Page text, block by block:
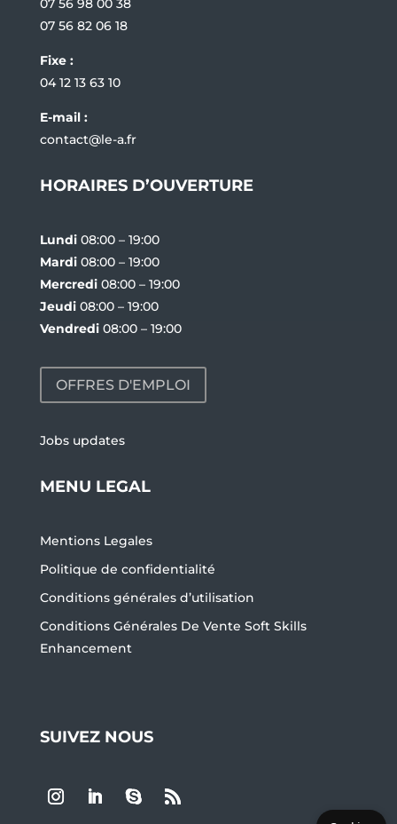
07 56 98 00 38
07 56 82 06 18
Fixe :
04 12 13 63 10
E-mail :
contact@le-a.fr
HORAIRES D’OUVERTURE
Lundi08:00 – 19:00
Mardi08:00 – 19:00
Mercredi08:00 – 19:00
Jeudi08:00 – 19:00
Vendredi08:00 – 19:00
OFFRES D'EMPLOI
Jobs updates
MENU LEGAL
Mentions Legales
Politique de confidentialité
Conditions générales d’utilisation
Conditions Générales De Vente Soft Skills
Enhancement
SUIVEZ NOUS